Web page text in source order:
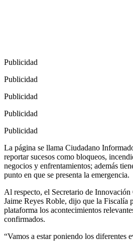
Publicidad
Publicidad
Publicidad
Publicidad
Publicidad
La página se llama Ciudadano
reportar sucesos como bloqueos,
negocios y enfrentamientos; además
punto en que se presenta la emergencia.
Al respecto, el Secretario de
Jaime Reyes Roble, dijo que la Fiscalía
plataforma los acontecimientos
confirmados.
“Vamos a estar poniendo los diferentes